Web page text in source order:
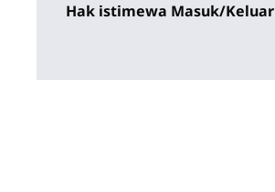
Hak istimewa Masuk/Keluar